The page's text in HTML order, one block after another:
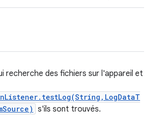
recherche des fichiers sur l'appareil et
s'ils sont trouvés.